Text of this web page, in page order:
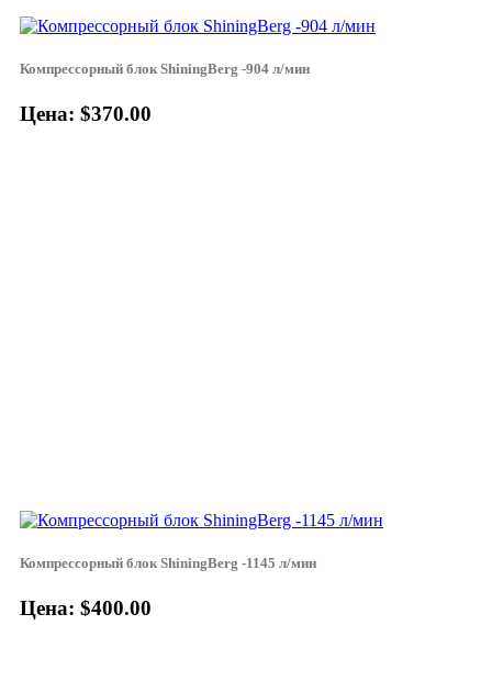
Компрессорный блок ShiningBerg -904 л/мин
Цена: $370.00
Компрессорный блок ShiningBerg -1145 л/мин
Цена: $400.00